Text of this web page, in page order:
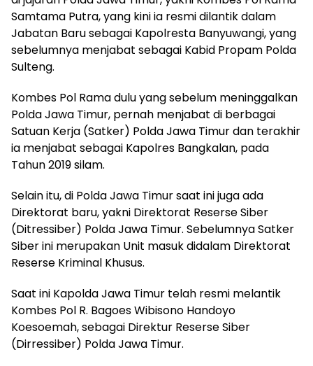
Samtama Putra, yang kini ia resmi dilantik dalam
Jabatan Baru sebagai Kapolresta Banyuwangi, yang
sebelumnya menjabat sebagai Kabid Propam Polda
Sulteng.
Kombes Pol Rama dulu yang sebelum meninggalkan
Polda Jawa Timur, pernah menjabat di berbagai
Satuan Kerja (Satker) Polda Jawa Timur dan terakhir
ia menjabat sebagai Kapolres Bangkalan, pada
Tahun 2019 silam.
Selain itu, di Polda Jawa Timur saat ini juga ada
Direktorat baru, yakni Direktorat Reserse Siber
(Ditressiber) Polda Jawa Timur. Sebelumnya Satker
Siber ini merupakan Unit masuk didalam Direktorat
Reserse Kriminal Khusus.
Saat ini Kapolda Jawa Timur telah resmi melantik
Kombes Pol R. Bagoes Wibisono Handoyo
Koesoemah, sebagai Direktur Reserse Siber
(Dirressiber) Polda Jawa Timur.